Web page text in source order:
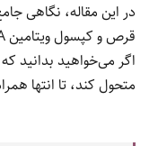
اگر می‌خواهید بدانید
متحول کند، تا انتها